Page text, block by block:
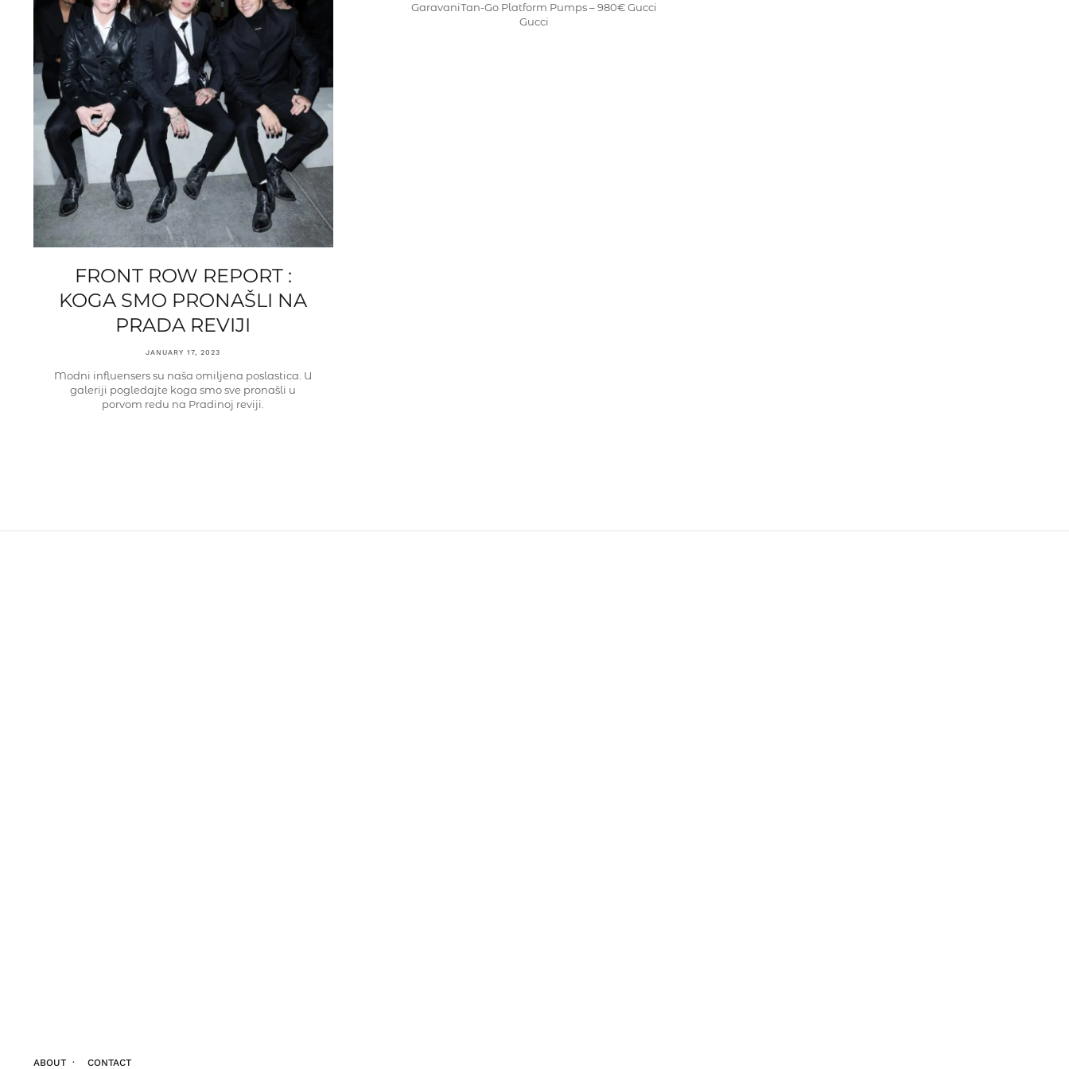
FRONT ROW REPORT :
KOGA SMO PRONAŠLI NA
PRADA REVIJI
JANUARY 17, 2023
Modni influensers su naša omiljena poslastica. U
galeriji pogledajte koga smo sve pronašli u
porvom redu na Pradinoj reviji.
GaravaniTan-Go Platform Pumps – 980€ Gucci
Gucci
ABOUT · CONTACT